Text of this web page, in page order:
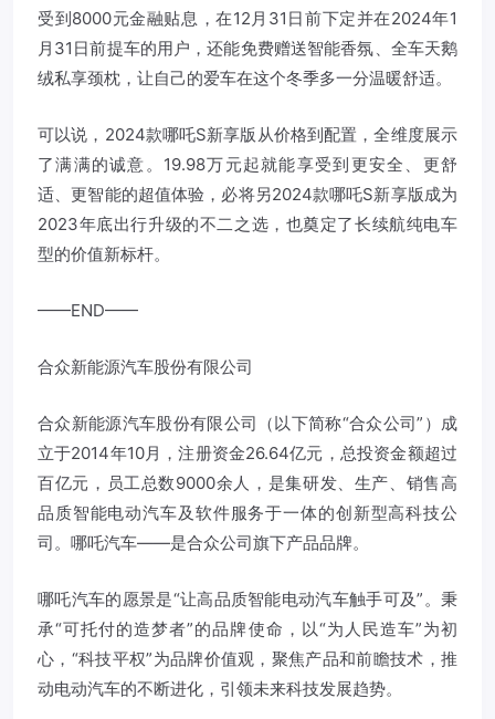
受到8000元金融贴息，在12月31日前下定并在2024年1
月31日前提车的用户，还能免费赠送智能香氛、全车天鹅
绒私享颈枕，让自己的爱车在这个冬季多一分温暖舒适。
可以说，2024款哪吒S新享版从价格到配置，全维度展示
了满满的诚意。19.98万元起就能享受到更安全、更舒
适、更智能的超值体验，必将另2024款哪吒S新享版成为
2023年底出行升级的不二之选，也奠定了长续航纯电车
型的价值新标杆。
——END——
合众新能源汽车股份有限公司
合众新能源汽车股份有限公司（以下简称“合众公司”）成
立于2014年10月，注册资金26.64亿元，总投资金额超过
百亿元，员工总数9000余人，是集研发、生产、销售高
品质智能电动汽车及软件服务于一体的创新型高科技公
司。哪吒汽车——是合众公司旗下产品品牌。
哪吒汽车的愿景是“让高品质智能电动汽车触手可及”。秉
承“可托付的造梦者”的品牌使命，以“为人民造车”为初
心，“科技平权”为品牌价值观，聚焦产品和前瞻技术，推
动电动汽车的不断进化，引领未来科技发展趋势。